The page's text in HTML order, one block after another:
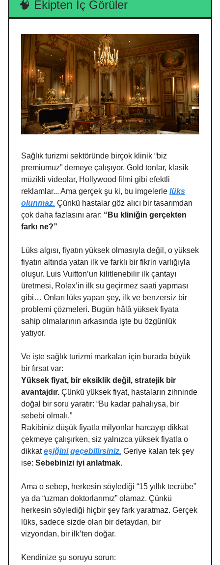
🧠 Ekipten İç Görüler
Sağlık turizmi sektöründe birçok klinik “biz
premiumuz” demeye çalışıyor. Gold tonlar, klasik
müzikli videolar, Hollywood filmi gibi efektli
reklamlar... Ama gerçek şu ki, bu imgelerle lüks
olunmaz. Çünkü hastalar göz alıcı bir tasarımdan
çok daha fazlasını arar: “Bu kliniğin gerçekten
farkı ne?”
Lüks algısı, fiyatın yüksek olmasıyla değil, o yüksek
fiyatın altında yatan ilk ve farklı bir fikrin varlığıyla
oluşur. Luis Vuitton’un kilitlenebilir ilk çantayı
üretmesi, Rolex’in ilk su geçirmez saati yapması
gibi… Onları lüks yapan şey, ilk ve benzersiz bir
problemi çözmeleri. Bugün hâlâ yüksek fiyata
sahip olmalarının arkasında işte bu özgünlük
yatıyor.
Ve işte sağlık turizmi markaları için burada büyük
bir fırsat var:
Yüksek fiyat, bir eksiklik değil, stratejik bir
avantajdır. Çünkü yüksek fiyat, hastaların zihninde
doğal bir soru yaratır: “Bu kadar pahalıysa, bir
sebebi olmalı.”
Rakibiniz düşük fiyatla milyonlar harcayıp dikkat
çekmeye çalışırken, siz yalnızca yüksek fiyatla o
dikkateşiğini geçebilirsiniz. Geriye kalan tek şey
ise: Sebebinizi iyi anlatmak.
Ama o sebep, herkesin söylediği “15 yıllık tecrübe”
ya da “uzman doktorlarımız” olamaz. Çünkü
herkesin söylediği hiçbir şey fark yaratmaz. Gerçek
lüks, sadece sizde olan bir detaydan, bir
vizyondan, bir ilk’ten doğar.
Kendinize şu soruyu sorun: